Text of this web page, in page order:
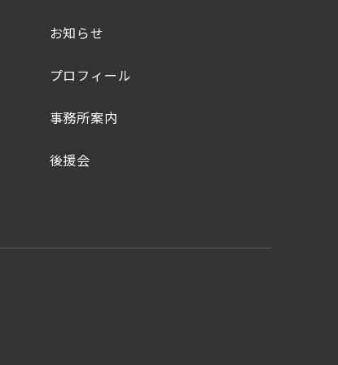
お知らせ
プロフィール
事務所案内
後援会